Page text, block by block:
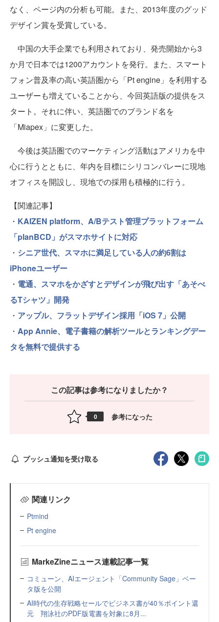
なく、ページ内の分析も可能。また、2013年度のグッド
デザイン賞を受賞している。
中国の大手企業でも利用されており、発売開始から3
か月で日本では1200アカウントを発行。また、スマート
フォン普及率の高い英語圏から「Pt engine」を利用する
ユーザーも増えていることから、今回英語版の提供をス
タート。それに伴い、英語圏でのブランド名を
「Miapex」に変更した。
今後は英語圏でのマーケティング活動はアメリカを中
心に行うとともに、年内を目標にシリコンバレーに現地
オフィスを開設し、現地での採用も積極的に行う。
【関連記事】
・ KAIZEN platform、A/Bテスト管理プラットフォーム
「planBCD」がスマホサイトに対応
・ シニア世代、スマホに満足している人の約6割は
iPhoneユーザー
・ 電通、スマホをかざすとデザインが飛び出す「あそべ
るTシャツ」開発
・ アップル、フラットデザイン採用「iOS 7」公開
・ App Annie、電子書籍の解析ツールとランキングデー
タを無料で提供する
この記事は参考になりましたか？
0 参考になった
プッシュ通知を受け取る
関連リンク
Ptmind
Pt engine
MarkeZineニュース連載記事一覧
コミューン、AIエージェント「Community Sage」ベー
タ版を公開
AI時代の生存戦略セールでビジネス書が40％ポイント還
元 翔泳社のPDF版電書を対象に8月...